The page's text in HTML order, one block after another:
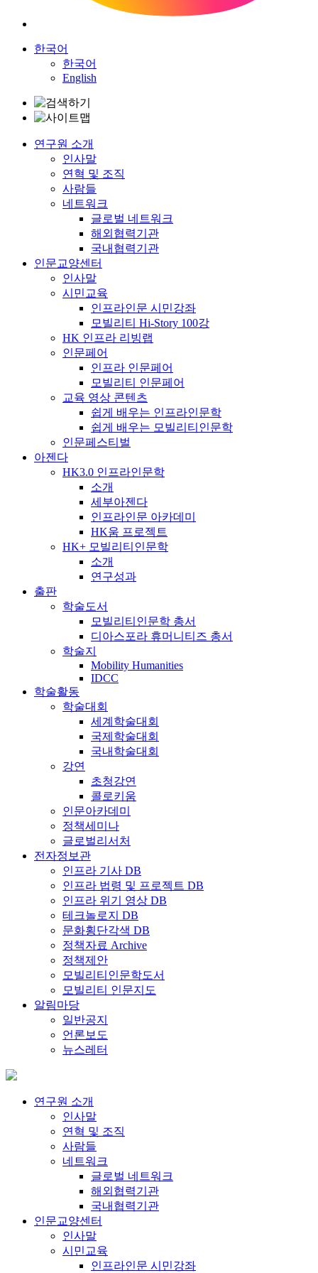
한국어
한국어
English
연구원 소개
인사말
연혁 및 조직
사람들
네트워크
글로벌 네트워크
해외협력기관
국내협력기관
인문교양센터
인사말
시민교육
인프라인문 시민강좌
모빌리티 Hi-Story 100강
HK 인프라 리빙랩
인문페어
인프라 인문페어
모빌리티 인문페어
교육 영상 콘텐츠
쉽게 배우는 인프라인문학
쉽게 배우는 모빌리티인문학
인문페스티벌
아젠다
HK3.0 인프라인문학
소개
세부아젠다
인프라인문 아카데미
HK움 프로젝트
HK+ 모빌리티인문학
소개
연구성과
출판
학술도서
모빌리티인문학 총서
디아스포라 휴머니티즈 총서
학술지
Mobility Humanities
IDCC
학술활동
학술대회
세계학술대회
국제학술대회
국내학술대회
강연
초청강연
콜로키움
인문아카데미
정책세미나
글로벌리서처
전자정보관
인프라 기사 DB
인프라 법령 및 프로젝트 DB
인프라 위기 영상 DB
테크놀로지 DB
문화횡단각색 DB
정책자료 Archive
정책제안
모빌리티인문학도서
모빌리티 인문지도
알림마당
일반공지
언론보도
뉴스레터
연구원 소개
인사말
연혁 및 조직
사람들
네트워크
글로벌 네트워크
해외협력기관
국내협력기관
인문교양센터
인사말
시민교육
인프라인문 시민강좌